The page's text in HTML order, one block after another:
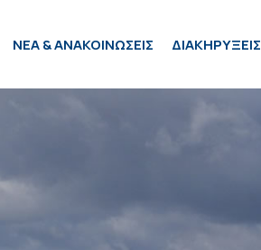
ΝΕΑ & ΑΝΑΚΟΙΝΩΣΕΙΣ ΔΙΑΚΗΡΥΞΕΙΣ